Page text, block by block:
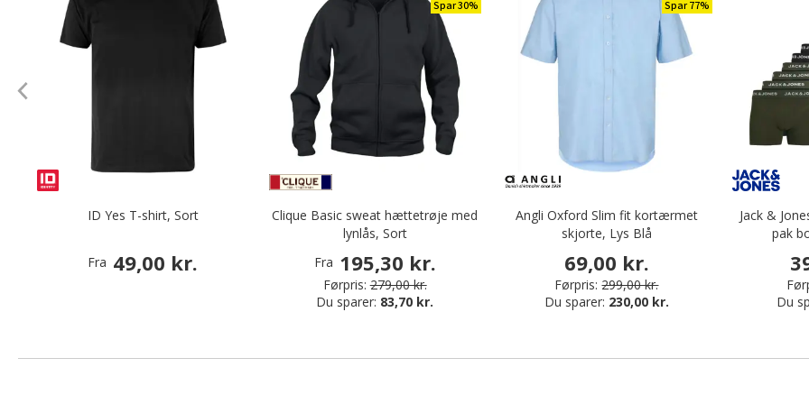
ID Yes T-shirt, Sort
Fra 49,00 kr.
Spar 30%
Clique Basic sweat hættetrøje med
lynlås, Sort
Fra 195,30 kr.
Førpris: 279,00 kr.
Du sparer: 83,70 kr.
Spar 77%
Angli Oxford Slim fit kortærmet
skjorte, Lys Blå
69,00 kr.
Førpris: 299,00 kr.
Du sparer: 230,00 kr.
Jack &
pak
Du